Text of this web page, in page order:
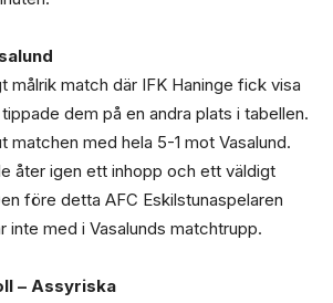
målrik match där IFK Haninge fick visa
dem på en andra plats i tabellen.
matchen med hela 5-1 mot Vasalund.
åter igen ett inhopp och ett väldigt
före detta AFC Eskilstunaspelaren
inte med i Vasalunds matchtrupp.
– Assyriska